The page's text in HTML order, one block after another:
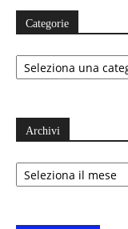
Categorie
Categorie
Archivi
Archivi